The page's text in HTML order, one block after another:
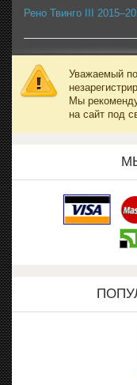
Рено Твинго III
Уважаемый
Мы
на сайт под